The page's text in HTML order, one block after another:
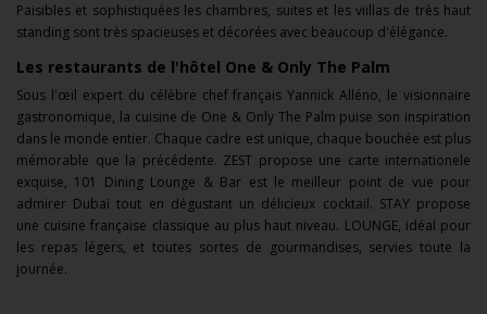
Paisibles et sophistiquées les chambres, suites et les viillas de très haut
standing sont très spacieuses et décorées avec beaucoup d'élégance.
Les restaurants de l'hôtel One & Only The Palm
Sous l'œil expert du célèbre chef français Yannick Alléno, le visionnaire
gastronomique, la cuisine de One & Only The Palm puise son inspiration
dans le monde entier. Chaque cadre est unique, chaque bouchée est plus
mémorable que la précédente. ZEST propose une carte internationele
exquise, 101 Dining Lounge & Bar est le meilleur point de vue pour
admirer Dubaï tout en dégustant un délicieux cocktail. STAY propose
une cuisine française classique au plus haut niveau. LOUNGE, idéal pour
les repas légers, et toutes sortes de gourmandises, servies toute la
journée.